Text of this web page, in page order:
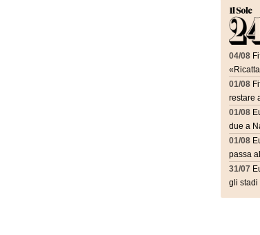
04/08
01/08
restare
01/08
due a
01/08
passa
31/07
gli stadi